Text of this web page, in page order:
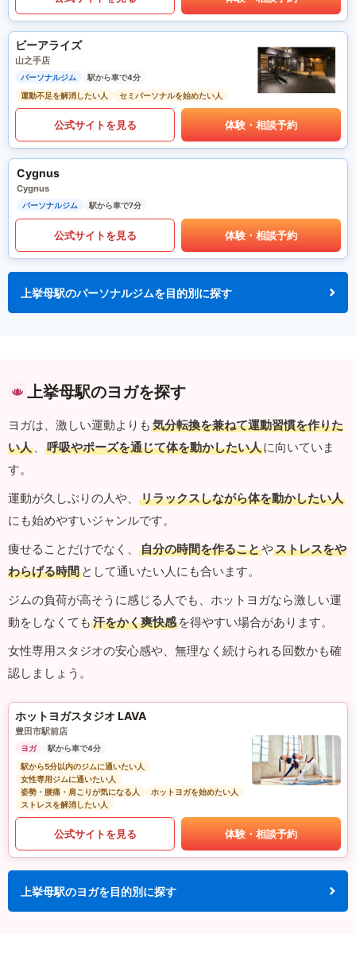
ビーアライズ
山之手店
パーソナルジム
駅から車で4分
運動不足を解消したい人
セミパーソナルを始めたい人
公式サイトを見る 体験・相談予約
Cygnus
Cygnus
パーソナルジム 駅から車で7分
公式サイトを見る 体験・相談予約
上挙母駅のパーソナルジムを目的別に探す
上挙母駅のヨガを探す
ヨガは、激しい運動よりも 気分転換を兼ねて運動習慣を作りた
い人 、 呼吸やポーズを通じて体を動かしたい人に向いていま
す。
運動が久しぶりの人や、
リラックスしながら体を動かしたい人
にも始めやすいジャンルです。
痩せることだけでなく、
自分の時間を作ることやストレスをや
わらげる時間 として通いたい人にも合います。
ジムの負荷が高そうに感じる人でも、ホットヨガなら激しい運
動をしなくても 汗をかく爽快感 を得やすい場合があります。
女性専用スタジオの安心感や、無理なく続けられる回数かも確
認しましょう。
ホットヨガスタジオ LAVA
豊田市駅前店
ヨガ
駅から車で4分
駅から5分以内のジムに通いたい人
女性専用ジムに通いたい人
姿勢・腰痛・肩こりが気になる人
ホットヨガを始めたい人
ストレスを解消したい人
公式サイトを見る 体験・相談予約
上挙母駅のヨガを目的別に探す